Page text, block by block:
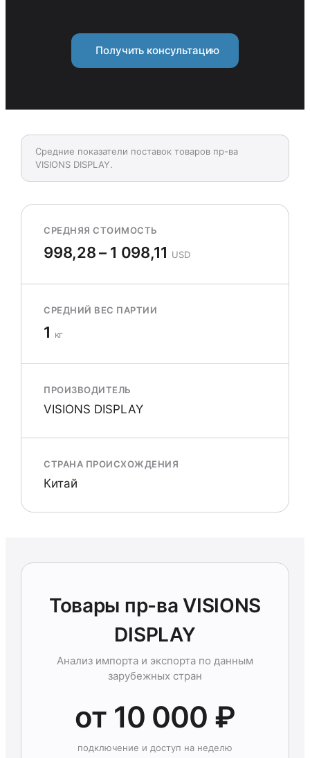
Получить консультацию
Средние показатели поставок товаров пр-ва
VISIONS DISPLAY.
СРЕДНЯЯ СТОИМОСТЬ
998,28 – 1 098,11 USD
СРЕДНИЙ ВЕС ПАРТИИ
1 кг
ПРОИЗВОДИТЕЛЬ
VISIONS DISPLAY
СТРАНА ПРОИСХОЖДЕНИЯ
Китай
Товары пр-ва VISIONS
DISPLAY
Анализ импорта и экспорта по данным
зарубежных стран
от 10 000 ₽
подключение и доступ на неделю